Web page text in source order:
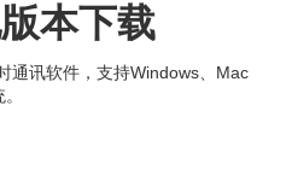
本下载
通讯软件，支持Windows、Mac